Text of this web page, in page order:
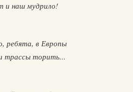
и наш мудрило!
ребята, в Европы
трассы торить...